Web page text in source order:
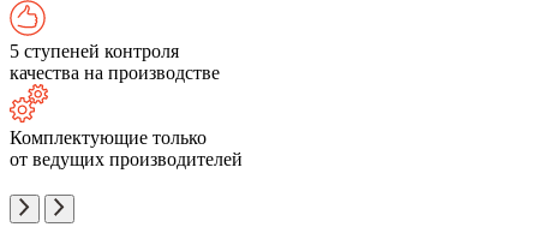
5 ступеней контроля
качества на производстве
Комплектующие только
от ведущих производителей